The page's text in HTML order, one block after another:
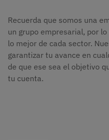
Recuerda que somos una
un grupo empresarial, por
lo mejor de cada sector.
garantizar tu avance en
de que ese sea el objetivo
tu cuenta.